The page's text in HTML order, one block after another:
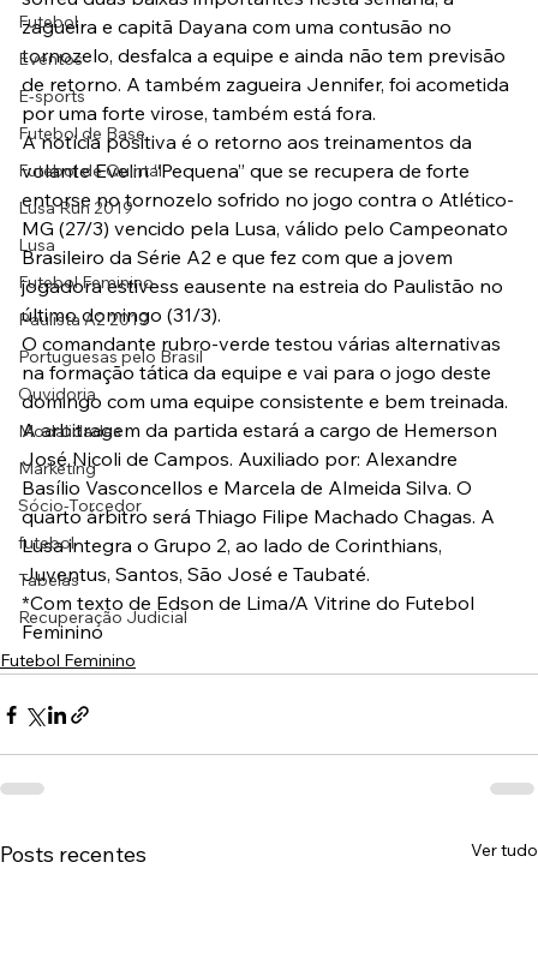
Futebol
Eventos
E-sports
Futebol de Base
Futebol de Quintal
Lusa Run 2019
Lusa
Futebol Feminino
Paulista A2 2019
Portuguesas pelo Brasil
Ouvidoria
Modalidades
Marketing
Sócio-Torcedor
futebol
Tabelas
Recuperação Judicial
zagueira e capitã Dayana com uma contusão no
tornozelo, desfalca a equipe e ainda não tem previsão
de retorno. A também zagueira Jennifer, foi acometida
por uma forte virose, também está fora.
A notícia positiva é o retorno aos treinamentos da
volante Evelin “Pequena” que se recupera de forte
entorse no tornozelo sofrido no jogo contra o Atlético-
MG (27/3) vencido pela Lusa, válido pelo Campeonato
Brasileiro da Série A2 e que fez com que a jovem
jogadora estivess eausente na estreia do Paulistão no
último domingo (31/3).
O comandante rubro-verde testou várias alternativas
na formação tática da equipe e vai para o jogo deste
domingo com uma equipe consistente e bem treinada.
A arbitragem da partida estará a cargo de Hemerson
José Nicoli de Campos. Auxiliado por: Alexandre
Basílio Vasconcellos e Marcela de Almeida Silva. O
quarto árbitro será Thiago Filipe Machado Chagas. A
Lusa integra o Grupo 2, ao lado de Corinthians,
Juventus, Santos, São José e Taubaté.
*Com texto de Edson de Lima/A Vitrine do Futebol
Feminino
Futebol Feminino
Posts recentes Ver tudo